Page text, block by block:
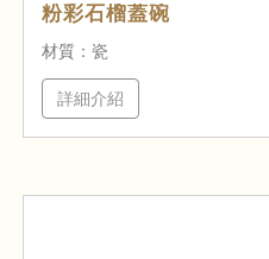
粉彩石榴蓋碗
材質：瓷
詳細介紹